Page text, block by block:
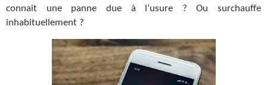
connait une panne due à l’usure ? Ou surchauffe
inhabituellement ?